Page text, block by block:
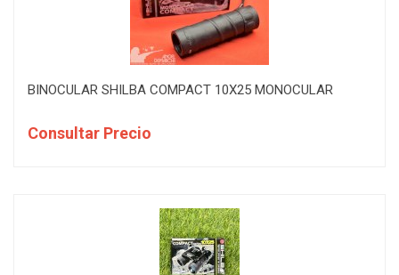
BINOCULAR SHILBA COMPACT 10X25 MONOCULAR
Consultar Precio